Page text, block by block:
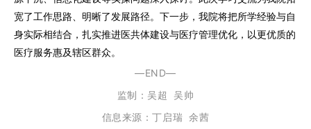
宽了工作思路、明晰了发展路径。下一步，我院将把所学经验与自
身实际相结合，扎实推进医共体建设与医疗管理优化，以更优质的
医疗服务惠及辖区群众。
—END—
监制： 吴超
吴帅
信息来源：丁启瑞 余茜